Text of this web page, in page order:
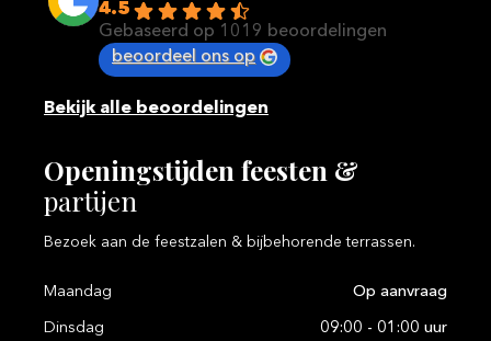
4.5
Gebaseerd op 1019 beoordelingen
beoordeel ons op
Bekijk alle beoordelingen
Openingstijden feesten &
partijen
Bezoek aan de feestzalen & bijbehorende terrassen.
Maandag Op aanvraag
Dinsdag 09:00 - 01:00 uur